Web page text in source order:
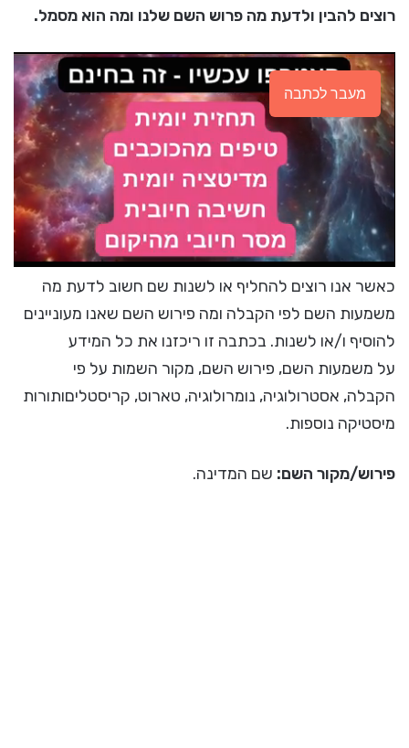
רוצים להבין ולדעת מה פרוש השם שלנו ומה הוא מסמל.
מעבר לכתבה
כאשר אנו רוצים להחליף או לשנות שם חשוב לדעת מה
משמעות השם לפי הקבלה ומה פירוש השם שאנו מעוניינים
להוסיף ו/או לשנות. בכתבה זו ריכזנו את כל המידע
על משמעות השם, פירוש השם, מקור השמות על פי
הקבלה, אסטרולוגיה, נומרולוגיה, טארוט, קריסטליםותורות
מיסטיקה נוספות.
פירוש/מקור השם: שם המדינה.